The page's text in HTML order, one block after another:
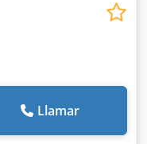
Llamar